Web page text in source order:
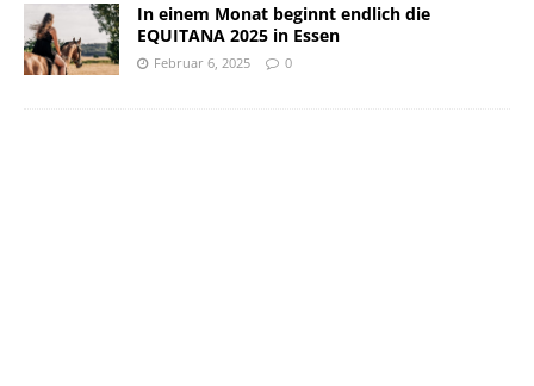
In einem Monat beginnt endlich die
EQUITANA 2025 in Essen
Februar 6, 2025 0